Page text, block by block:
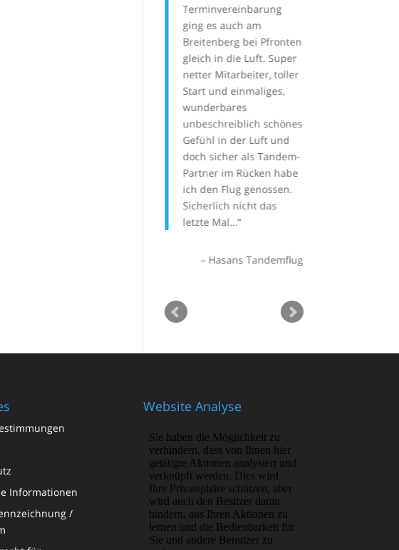
Terminvereinbarung
ging es auch am
Breitenberg bei Pfronten
gleich in die Luft. Super
netter Mitarbeiter, toller
Start und einmaliges,
wunderbares
unbeschreiblich schönes
Gefühl in der Luft und
doch sicher als Tandem-
Partner im Rücken habe
ich den Flug genossen.
Sicherlich nicht das
letzte Mal…
Hasans Tandemflug
Informationen
/
Website Analyse